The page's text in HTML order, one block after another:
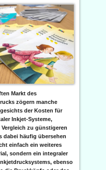
Markt des
zögern manche
der Kosten für
Inkjet-Systeme,
zu günstigeren
dabei häufig übersehen
einfach ein weiteres
sondern ein integraler
ebenso